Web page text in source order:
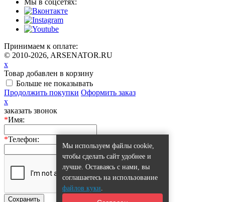
Мы используем файлы cookie,
чтобы сделать сайт удобнее и
лучше. Оставаясь с нами, вы
соглашаетесь на использование
файлов куки.
Принимаем к оплате:
© 2010-2026, ARSENATOR.RU
x
Товар добавлен в корзину
Больше не показывать
Продолжить покупки Оформить заказ
x
заказать звонок
*Имя:
*Телефон:
Сохранить